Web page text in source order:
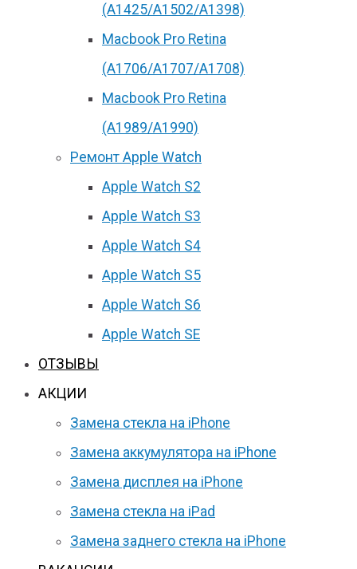
(А1425/A1502/A1398)
Macbook Pro Retina
(А1706/A1707/A1708)
Macbook Pro Retina
(А1989/A1990)
Ремонт Apple Watch
Apple Watch S2
Apple Watch S3
Apple Watch S4
Apple Watch S5
Apple Watch S6
Apple Watch SE
ОТЗЫВЫ
АКЦИИ
Замена стекла на iPhone
Замена аккумулятора на iPhone
Замена дисплея на iPhone
Замена стекла на iPad
Замена заднего стекла на iPhone